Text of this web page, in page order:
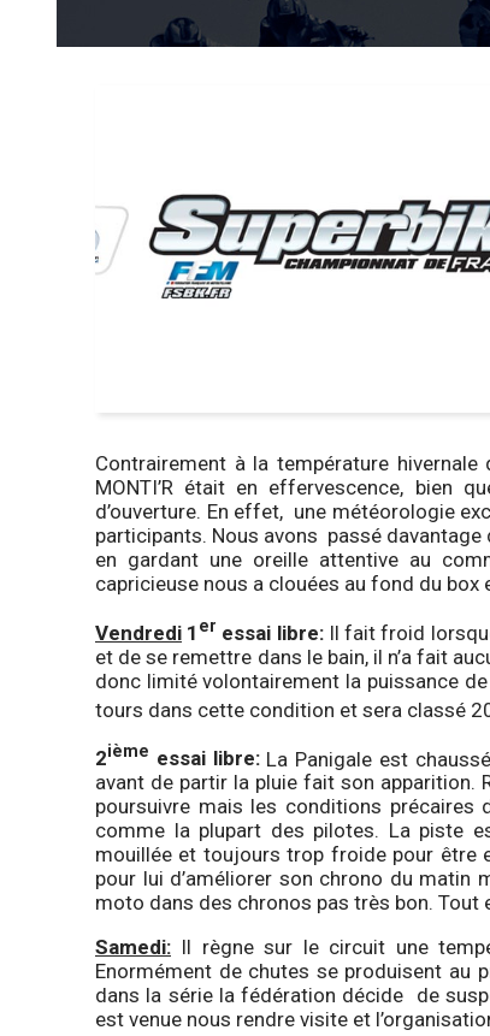
Contrairement à la température
MONTI’R était en effervescence, bien
d’ouverture. En effet, une météorologie
participants. Nous avons passé
en gardant une oreille attentive au
capricieuse nous a clouées au fond du box
Vendredi 1 er essai libre: Il fait froid
et de se remettre dans le bain, il n’a fait
donc limité volontairement la puissance
tours dans cette condition et sera classé
2ième essai libre: La Panigale est
avant de partir la pluie fait son apparition.
poursuivre mais les conditions précaires
comme la plupart des pilotes. La piste
mouillée et toujours trop froide pour être
pour lui d’améliorer son chrono du matin
moto dans des chronos pas très bon.
Samedi: Il règne sur le circuit une
Enormément de chutes se produisent au
dans la série la fédération décide de
est venue nous rendre visite et